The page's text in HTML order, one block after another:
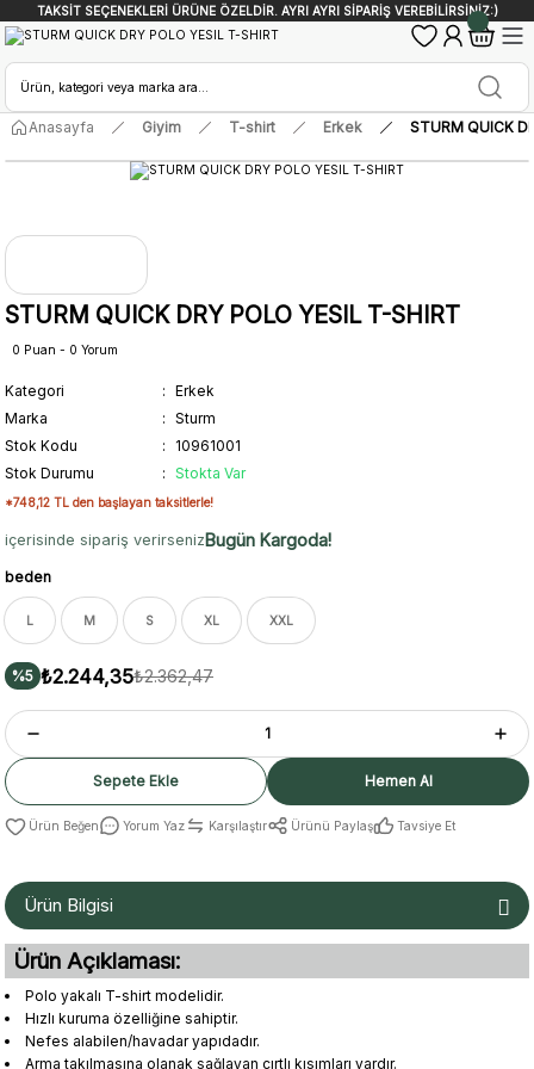
TAKSİT SEÇENEKLERİ ÜRÜNE ÖZELDİR. AYRI AYRI SİPARİŞ VEREBİLİRSİNİZ:)
Anasayfa Giyim T-shirt Erkek STURM QUICK
STURM QUICK DRY POLO YESIL T-SHIRT
0 Puan - 0 Yorum
Kategori
Erkek
Marka
Sturm
Stok Kodu
10961001
Stok Durumu
Stokta Var
*748,12 TL den başlayan taksitlerle!
içerisinde sipariş verirsenizBugün Kargoda!
beden
L M S XL XXL
%5 ₺2.244,35₺2.362,47
Sepete Ekle Hemen Al
Yorum Yaz Karşılaştır Ürünü Paylaş Tavsiye Et
Ürün Bilgisi
Ürün Açıklaması:
Polo yakalı T-shirt modelidir.
Hızlı kuruma özelliğine sahiptir.
Nefes alabilen/havadar yapıdadır.
Arma takılmasına olanak sağlayan cırtlı kısımları vardır.